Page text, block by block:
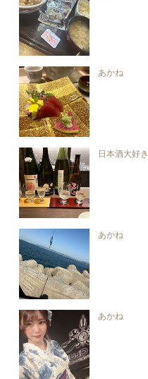
あかね
日本酒大好き
あかね
あかね